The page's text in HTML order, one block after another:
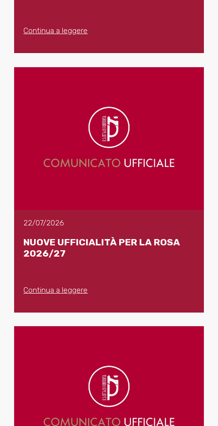
Continua a leggere
22/07/2026
NUOVE UFFICIALITÀ PER LA ROSA
2026/27
Continua a leggere